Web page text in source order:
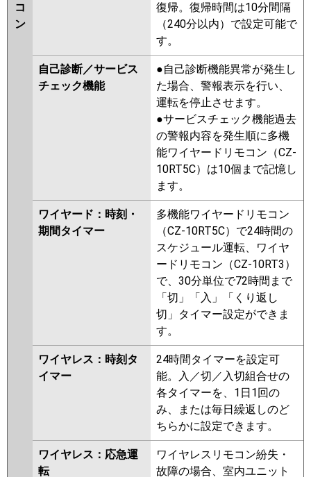
コ
ン
復帰。復帰時間は10分間隔
（240分以内）で設定可能で
す。
自己診断／サービス
チェック機能
●自己診断機能異常が発生し
た場合、警報表示を行い、
運転を停止させます。
●サービスチェック機能過去
の警報内容を発生順に多機
能ワイヤードリモコン（CZ-
10RT5C）は10個まで記憶し
ます。
ワイヤード：時刻・
期間タイマー
多機能ワイヤードリモコン
（CZ-10RT5C）で24時間の
スケジュール運転、ワイヤ
ードリモコン（CZ-10RT3）
で、30分単位で72時間まで
「切」「入」「くり返し
切」タイマー設定ができま
す。
ワイヤレス：時刻タ
イマー
24時間タイマーを設定可
能。入／切／入切組合せの
各タイマーを、1日1回の
み、または毎日繰返しのど
ちらかに設定できます。
ワイヤレス：応急運
転
ワイヤレスリモコン紛失・
故障の場合、室内ユニット